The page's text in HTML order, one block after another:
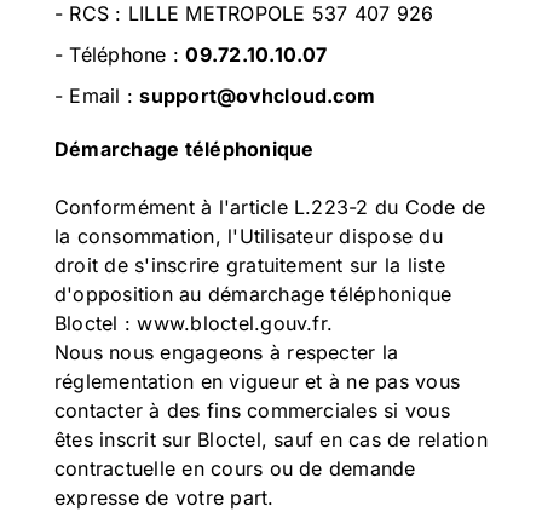
- RCS : LILLE METROPOLE 537 407 926
- Téléphone :09.72.10.10.07
- Email :support@ovhcloud.com
Démarchage téléphonique
Conformément à l'article L.223-2 du Code de
la consommation, l'Utilisateur dispose du
droit de s'inscrire gratuitement sur la liste
d'opposition au démarchage téléphonique
Bloctel :www.bloctel.gouv.fr.
Nous nous engageons à respecter la
réglementation en vigueur et à ne pas vous
contacter à des fins commerciales si vous
êtes inscrit sur Bloctel, sauf en cas de relation
contractuelle en cours ou de demande
expresse de votre part.